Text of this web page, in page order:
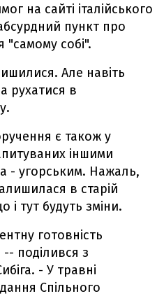
на сайті італійського
пункт про
"самому собі".
Але навіть
рухатися в
є також у
іншими
- угорським. Нажаль,
в старій
і тут будуть зміни.
готовність
-- поділився з
- У травні
Спільного